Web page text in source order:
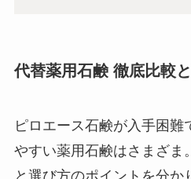
代替薬用石鹸 徹底比較
ピロエース石鹸が入手困難
やすい薬用石鹸はさまざま
と選び方のポイントを分か